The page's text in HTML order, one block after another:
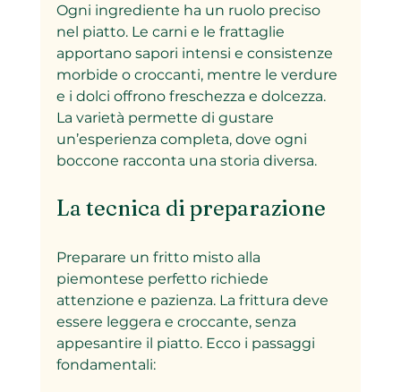
Ogni ingrediente ha un ruolo preciso
nel piatto. Le carni e le frattaglie
apportano sapori intensi e consistenze
morbide o croccanti, mentre le verdure
e i dolci offrono freschezza e dolcezza.
La varietà permette di gustare
un’esperienza completa, dove ogni
boccone racconta una storia diversa.
La tecnica di preparazione
Preparare un fritto misto alla
piemontese perfetto richiede
attenzione e pazienza. La frittura deve
essere leggera e croccante, senza
appesantire il piatto. Ecco i passaggi
fondamentali: